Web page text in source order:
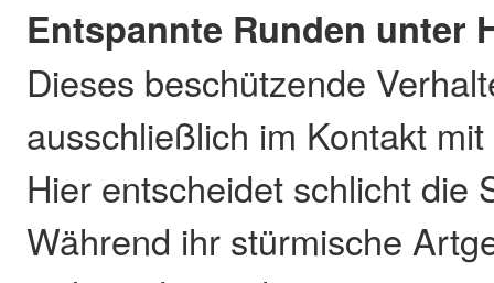
Entspannte Runden unter
Dieses beschützende
ausschließlich im Kontakt
Hier entscheidet schlicht die
Während ihr stürmische